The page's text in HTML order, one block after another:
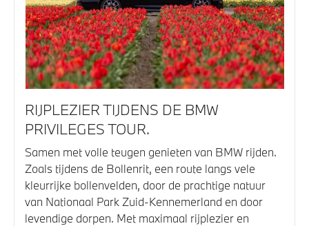
RIJPLEZIER TIJDENS DE BMW
PRIVILEGES TOUR.
Samen met volle teugen genieten van BMW rijden.
Zoals tijdens de Bollenrit, een route langs vele
kleurrijke bollenvelden, door de prachtige natuur
van Nationaal Park Zuid-Kennemerland en door
levendige dorpen. Met maximaal rijplezier en